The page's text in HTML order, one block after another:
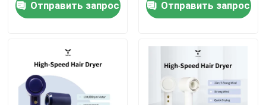
Отправить запрос Отправить запрос